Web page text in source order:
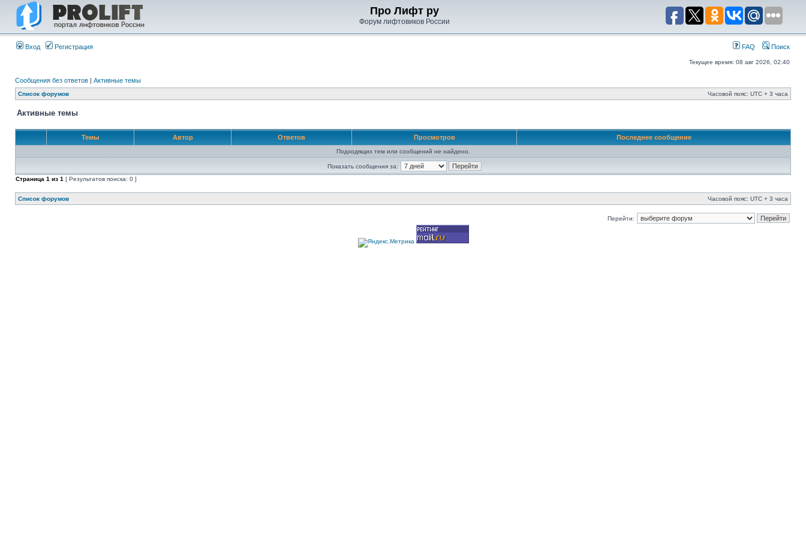
Про Лифт ру
Форум лифтовиков России
Вход Регистрация FAQ Поиск
Текущее время: 08 авг 2026, 02:40
Сообщения без ответов | Активные темы
Список форумов Часовой пояс: UTC + 3 часа
Активные темы
Темы Автор Ответов Просмотров Последнее сообщение
Подходящих тем или сообщений не найдено.
Показать сообщения за:
Страница 1 из 1 [ Результатов поиска: 0 ]
Список форумов Часовой пояс: UTC + 3 часа
Перейти: